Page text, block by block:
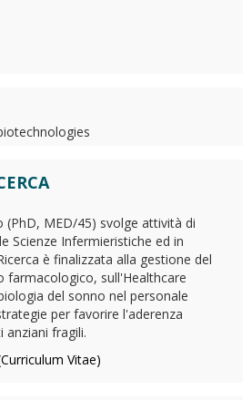
(PhD, MED/45) svolge attività di
Scienze Infermieristiche ed in
è finalizzata alla gestione del
farmacologico, sull'Healthcare
del sonno nel personale
per favorire l'aderenza
anziani fragili.
Vitae)